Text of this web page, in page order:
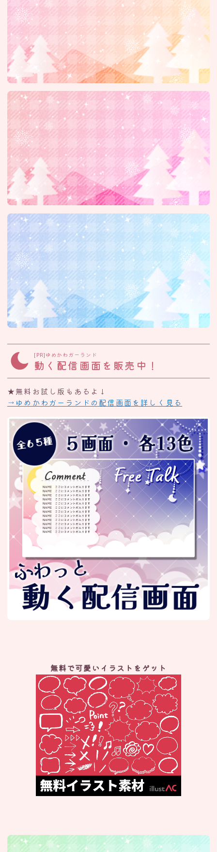
[PR]ゆめかわガーランド
動く配信画面を販売中！
★無料お試し版もあるよ↓
→ゆめかわガーランドの配信画面を詳しく見る
無料で可愛いイラストをゲット